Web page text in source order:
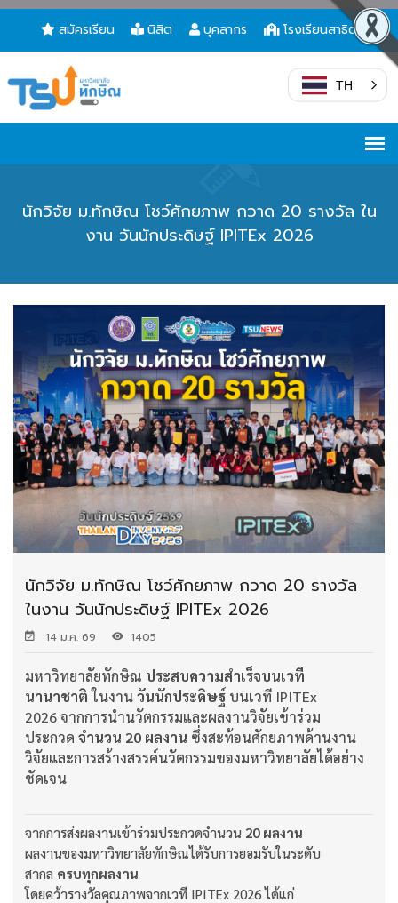
สมัครเรียน นิสิต บุคลากร โรงเรียนสาธิต
TH
นักวิจัย ม.ทักษิณ โชว์ศักยภาพ กวาด 20 รางวัล ใน
งาน วันนักประดิษฐ์ IPITEx 2026
นักวิจัย ม.ทักษิณ โชว์ศักยภาพ กวาด 20 รางวัล
ในงาน วันนักประดิษฐ์ IPITEx 2026
14 ม.ค. 69 1405
มหาวิทยาลัยทักษิณ ประสบความสำเร็จบนเวที
นานาชาติในงานวันนักประดิษฐ์ บนเวที IPITEx
2026 จากการนำนวัตกรรมและผลงานวิจัยเข้าร่วม
ประกวด จำนวน 20 ผลงาน ซึ่งสะท้อนศักยภาพด้านงาน
วิจัยและการสร้างสรรค์นวัตกรรมของมหาวิทยาลัยได้อย่าง
ชัดเจน
จากการส่งผลงานเข้าร่วมประกวดจำนวน 20 ผลงาน
ผลงานของมหาวิทยาลัยทักษิณได้รับการยอมรับในระดับ
สากล ครบทุกผลงาน
โดยคว้ารางวัลคุณภาพจากเวที IPITEx 2026 ได้แก่